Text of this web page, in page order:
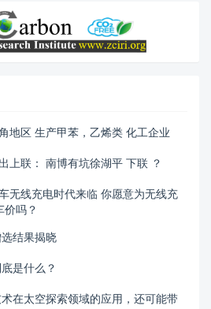
地区 生产甲苯，乙烯类 化工企业
上联： 南博有坑徐湖平 下联 ？
无线充电时代来临 你愿意为无线充
吗？
结果揭晓
是什么？
在太空探索领域的应用，还可能带